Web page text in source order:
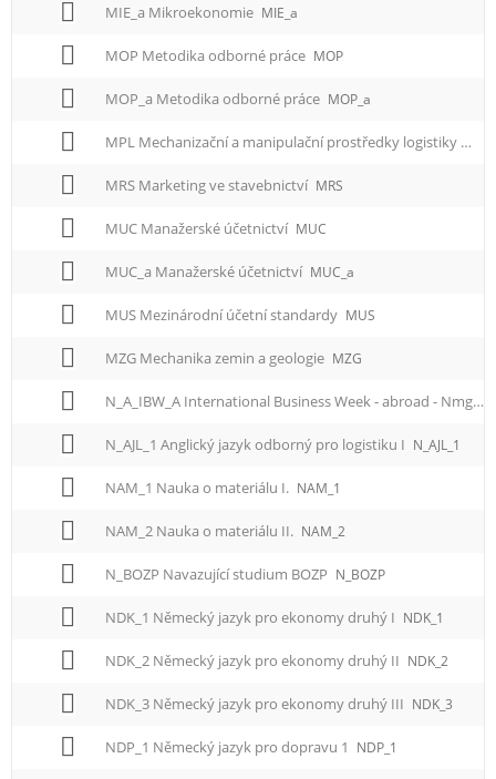
MIE_a Mikroekonomie MIE_a
MOP Metodika odborné práce MOP
MOP_a Metodika odborné práce MOP_a
MPL Mechanizační a manipulační prostředky logistikyMPL
MRS Marketing ve stavebnictví MRS
MUC Manažerské účetnictví MUC
MUC_a Manažerské účetnictví MUC_a
MUS Mezinárodní účetní standardy MUS
MZG Mechanika zemin a geologie MZG
N_A_IBW_A International Business Week - abroad - Nmgr.
N_AJL_1 Anglický jazyk odborný pro logistiku I N_AJL_1
NAM_1 Nauka o materiálu I. NAM_1
NAM_2 Nauka o materiálu II. NAM_2
N_BOZP Navazující studium BOZP N_BOZP
NDK_1 Německý jazyk pro ekonomy druhý I NDK_1
NDK_2 Německý jazyk pro ekonomy druhý II NDK_2
NDK_3 Německý jazyk pro ekonomy druhý III NDK_3
NDP_1 Německý jazyk pro dopravu 1 NDP_1